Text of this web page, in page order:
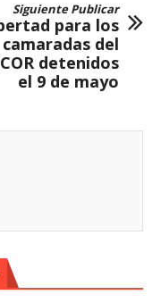
Siguiente Publicar
para los
camaradas del
detenidos
el 9 de mayo